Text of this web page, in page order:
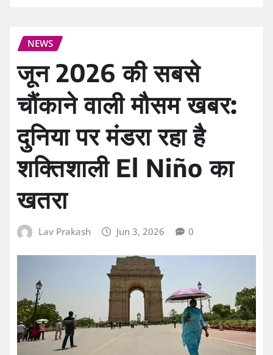
NEWS
जून 2026 की सबसे
चौंकाने वाली मौसम खबर:
दुनिया पर मंडरा रहा है
शक्तिशाली El Niño का
खतरा
Lav Prakash Jun 3, 2026 0